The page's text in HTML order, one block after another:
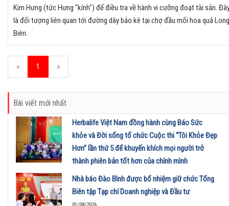
Kim Hưng (tức Hưng "kính") để điều tra về hành vi cưỡng đoạt tài sản.
là đối tượng liên quan tới đường dây bảo kê tại chợ đầu mối hoa quả Long
Biên.
« 1 »
Bài viết mới nhất
Herbalife Việt Nam đồng hành cùng Báo Sức
khỏe và Đời sống tổ chức Cuộc thi “Tôi Khỏe Đẹp
Hơn” lần thứ 5 để khuyến khích mọi người trở
thành phiên bản tốt hơn của chính mình
01/08/2026
Nhà báo Đào Bình được bổ nhiệm giữ chức Tổng
Biên tập Tạp chí Doanh nghiệp và Đầu tư